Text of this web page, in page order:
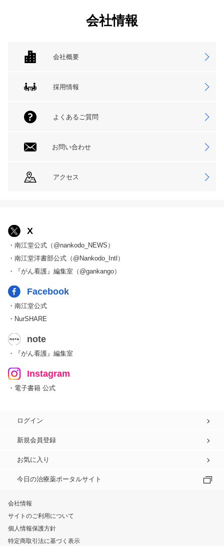
会社情報
会社概要
採用情報
よくあるご質問
お問い合わせ
アクセス
X
・南江堂公式（@nankodo_NEWS）
・南江堂洋書部公式（@Nankodo_Intl）
・『がん看護』編集室（@gankango）
Facebook
・南江堂公式
・NurSHARE
note
・『がん看護』編集室
Instagram
・電子書籍 公式
ログイン
新規会員登録
お気に入り
今日の治療薬ポータルサイト
会社情報
サイトのご利用について
個人情報保護方針
特定商取引法に基づく表示